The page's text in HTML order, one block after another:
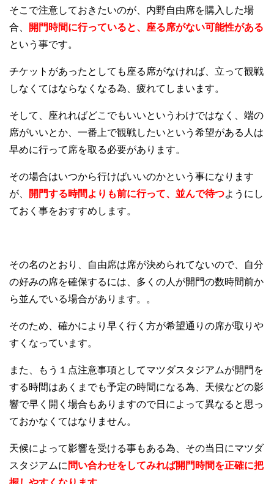
そこで注意しておきたいのが、内野自由席を購入した場
合、
開門時間に行っていると、座る席がない可能性がある
という事です。
チケットがあったとしても座る席がなければ、立って観戦
しなくてはならなくなる為、疲れてしまいます。
そして、座れればどこでもいいというわけではなく、端の
席がいいとか、一番上で観戦したいという希望がある人は
早めに行って席を取る必要があります。
その場合はいつから行けばいいのかという事になります
が、
開門する時間よりも前に行って、並んで待つようにし
ておく事をおすすめします。
その名のとおり、自由席は席が決められてないので、自分
の好みの席を確保するには、多くの人が開門の数時間前か
ら並んでいる場合があります。。
そのため、確かにより早く行く方が希望通りの席が取りや
すくなっています。
また、もう１点注意事項としてマツダスタジアムが開門を
する時間はあくまでも予定の時間になる為、天候などの影
響で早く開く場合もありますので日によって異なると思っ
ておかなくてはなりません。
天候によって影響を受ける事もある為、その当日にマツダ
スタジアムに 問い合わせをしてみれば開門時間を正確に把